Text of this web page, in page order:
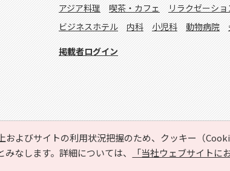
よびサイトの利用状況把握のため、クッキー（
なします。詳細については、
「当社ウェブサイトに
アジア料理
喫茶・カフェ リラクゼーショ
ビジネスホテル
内科 小児科 動物病院
掲載者ログイン
© HYOJITO.Co.,Ltd. All Rights Reserved.